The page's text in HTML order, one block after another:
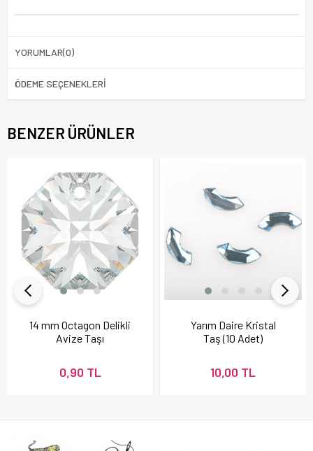
YORUMLAR(0)
ÖDEME SEÇENEKLERI
BENZER ÜRÜNLER
14 mm Octagon Delikli
Avize Taşı
0,90 TL
Yarım Daire Kristal
Taş (10 Adet)
10,00 TL